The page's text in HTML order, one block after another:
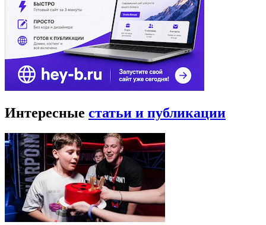
Интересные статьи и публикации